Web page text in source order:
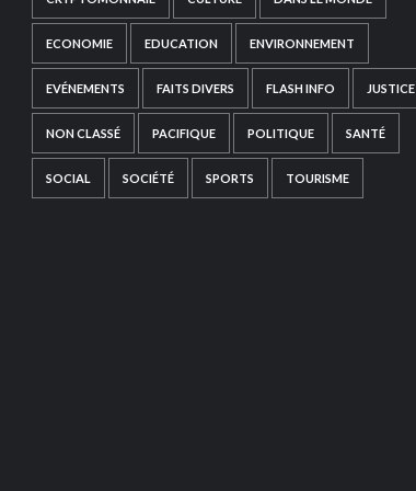
ECONOMIE EDUCATION ENVIRONNEMENT
EVÉNEMENTS FAITS DIVERS FLASH INFO JUSTICE
NON CLASSÉ PACIFIQUE POLITIQUE SANTÉ
SOCIAL SOCIÉTÉ SPORTS TOURISME